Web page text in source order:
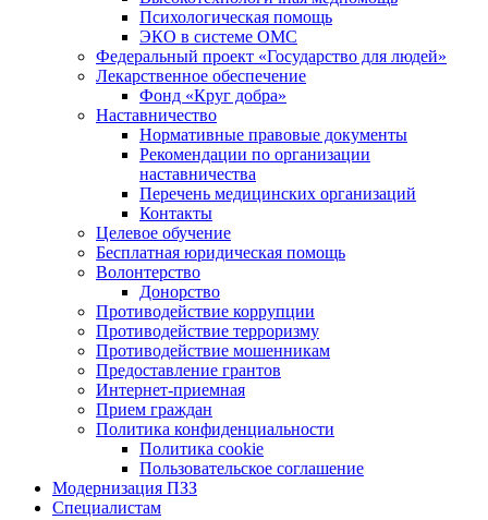
Психологическая помощь
ЭКО в системе ОМС
Федеральный проект «Государство для людей»
Лекарственное обеспечение
Фонд «Круг добра»
Наставничество
Нормативные правовые документы
Рекомендации по организации
наставничества
Перечень медицинских организаций
Контакты
Целевое обучение
Бесплатная юридическая помощь
Волонтерство
Донорство
Противодействие коррупции
Противодействие терроризму
Противодействие мошенникам
Предоставление грантов
Интернет-приемная
Прием граждан
Политика конфиденциальности
Политика cookie
Пользовательское соглашение
Модернизация ПЗЗ
Специалистам